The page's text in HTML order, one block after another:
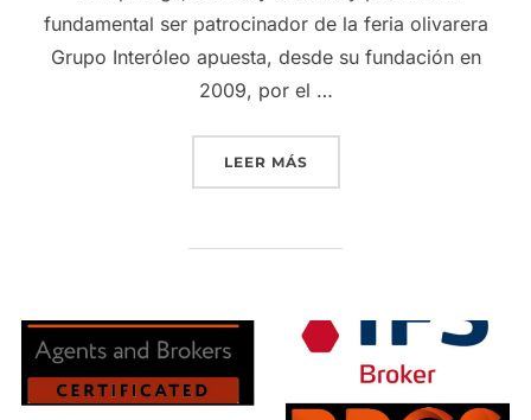
fundamental ser patrocinador de la feria olivarera
Grupo Interóleo apuesta, desde su fundación en
2009, por el …
LEER MÁS«GRUPO INTERÓLEO